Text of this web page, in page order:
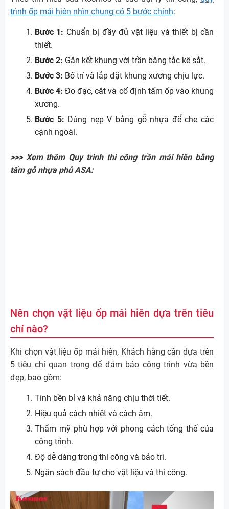
trình ốp mái hiên nhìn chung có 5 bước chính:
Bước 1: Chuẩn bị đầy đủ vật liệu và thiết bị cần
thiết.
Bước 2: Gắn kết khung với trần bằng tắc kê sắt.
Bước 3: Bố trí và lắp đặt khung xương chịu lực.
Bước 4: Đo đạc, cắt và cố định tấm ốp vào khung
xương.
Bước 5: Dùng nẹp V bằng gỗ nhựa để che các
cạnh ngoài.
>>> Xem thêm Quy trình thi công trần mái hiên bằng
tấm gỗ nhựa phủ ASA:
Nên chọn vật liệu ốp mái hiên dựa trên tiêu
chí nào?
Khi chọn vật liệu ốp mái hiên, Khách hàng cần dựa trên
5 tiêu chí quan trọng để đảm bảo công trình vừa bền
đẹp, bao gồm:
Tính bền bỉ và khả năng chịu thời tiết.
Hiệu quả cách nhiệt và cách âm.
Thẩm mỹ phù hợp với phong cách tổng thể của
công trình.
Độ dễ dàng trong thi công và bảo trì.
Ngân sách đầu tư cho vật liệu và thi công.